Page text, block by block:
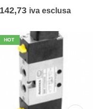
142,73 iva esclusa
HOT